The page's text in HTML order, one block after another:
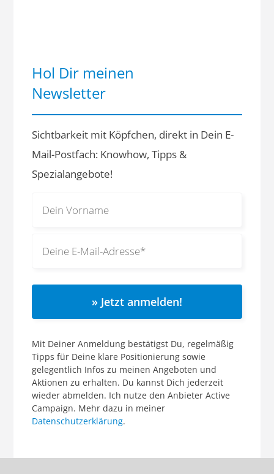
Hol Dir meinen
Newsletter
Sichtbarkeit mit Köpfchen, direkt in Dein E-
Mail-Postfach: Knowhow, Tipps &
Spezialangebote!
» Jetzt anmelden!
Mit Deiner Anmeldung bestätigst Du, regelmäßig
Tipps für Deine klare Positionierung sowie
gelegentlich Infos zu meinen Angeboten und
Aktionen zu erhalten. Du kannst Dich jederzeit
wieder abmelden. Ich nutze den Anbieter Active
Campaign. Mehr dazu in meiner
Datenschutzerklärung.